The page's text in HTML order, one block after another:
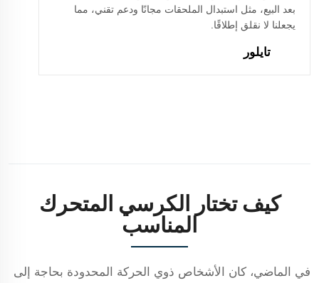
بعد البيع، مثل استبدال الملحقات مجانًا ودعم تقني، مما
يجعلنا لا نقلق إطلاقًا.
تايلور
كيف تختار الكرسي المتحرك
المناسب
في الماضي، كان الأشخاص ذوي الحركة المحدودة بحاجة إلى